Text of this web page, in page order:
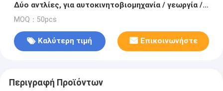
Δύο αντλίες, για αυτοκινητοβιομηχανία / γεωργία /
κατασκευή
MOQ：50pcs
Καλύτερη τιμή Επικοινωνήστε
Περιγραφή Προϊόντων